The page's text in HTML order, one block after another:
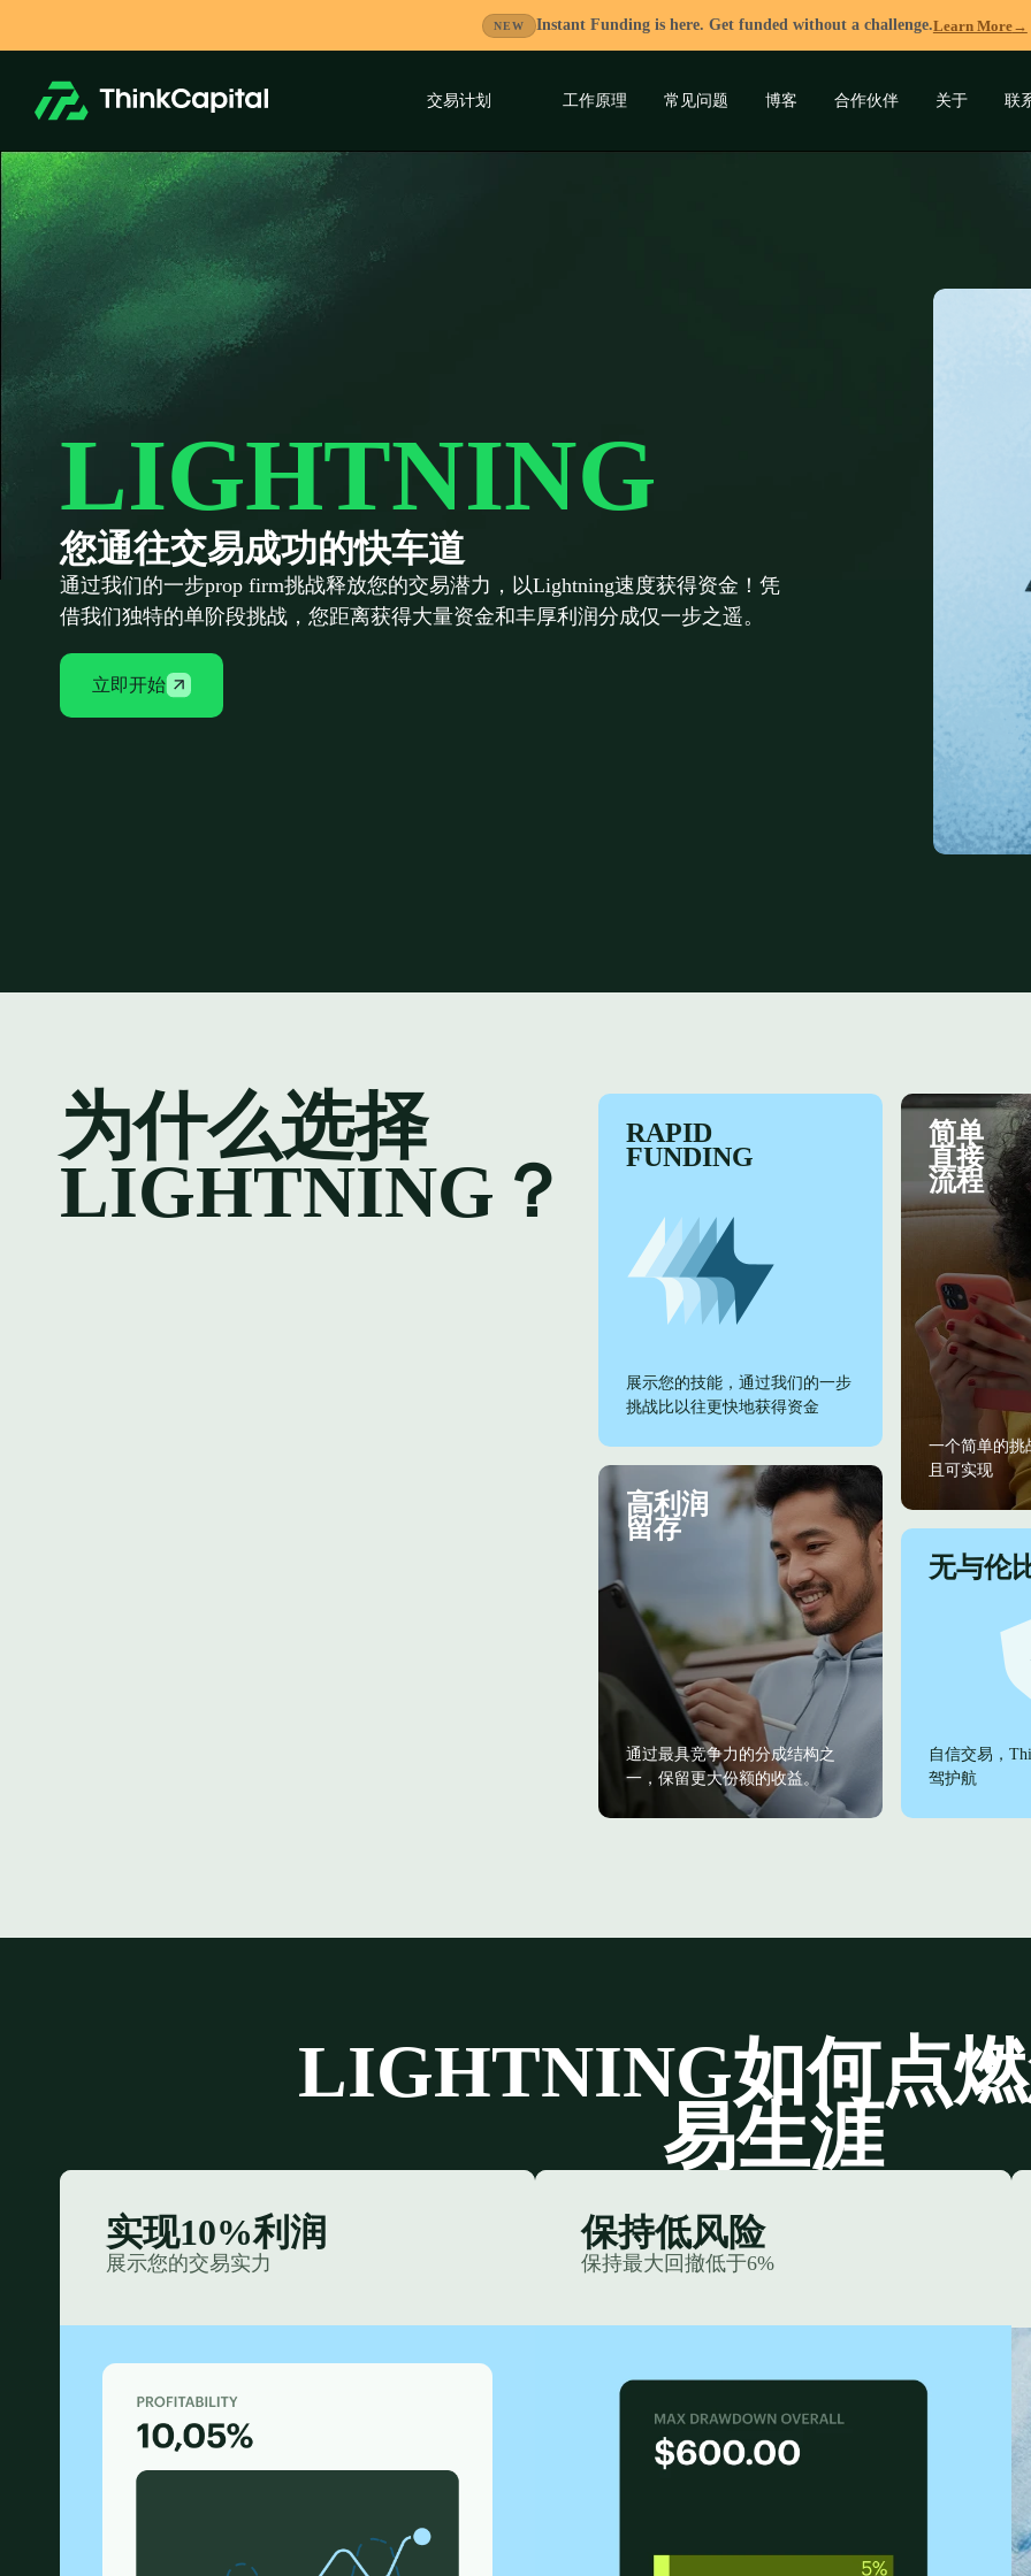
NEW Instant Funding is here. Get funded without a challenge.Learn More→
交易计划 工作原理 常见问题 博客 合作伙伴 关于 联
-
LIGHTNING
您通往交易成功的快车道
通过我们的一步prop firm挑战释放您的交易潜力，以Lightning速度获得资金！凭
借我们独特的单阶段挑战，您距离获得大量资金和丰厚利润分成仅一步之遥。
立即开始
为什么选择
LIGHTNING？
RAPID
FUNDING
展示您的技能，通过我们的一步
挑战比以往更快地获得资金
高利润
留存
通过最具竞争力的分成结构之
一，保留更大份额的收益。
简单
直接
流程
一个简单的挑
且可实现
无与伦
自信交易，
驾护航
LIGHTNING如何点
易生涯
实现10%利润
展示您的交易实力
保持低风险
保持最大回撤低于6%